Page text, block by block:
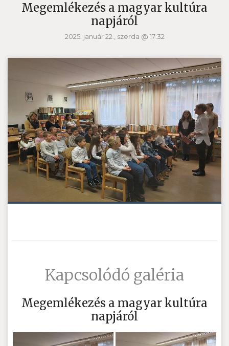
Megemlékezés a magyar kultúra
napjáról
2025. január 22., szerda @ 17:32
Kapcsolódó galéria
Megemlékezés a magyar kultúra
napjáról